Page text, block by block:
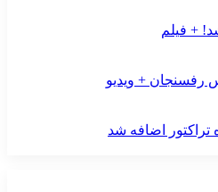
+ فیلم
رفسنجان + ویدیو
تراکتور اضافه شد